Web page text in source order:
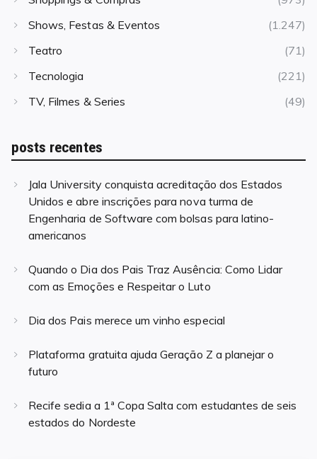
Shows, Festas & Eventos
(1.247)
Teatro
(71)
Tecnologia
(221)
TV, Filmes & Series
(49)
posts recentes
Jala University conquista acreditação dos Estados
Unidos e abre inscrições para nova turma de
Engenharia de Software com bolsas para latino-
americanos
Quando o Dia dos Pais Traz Ausência: Como Lidar
com as Emoções e Respeitar o Luto
Dia dos Pais merece um vinho especial
Plataforma gratuita ajuda Geração Z a planejar o
futuro
Recife sedia a 1ª Copa Salta com estudantes de seis
estados do Nordeste